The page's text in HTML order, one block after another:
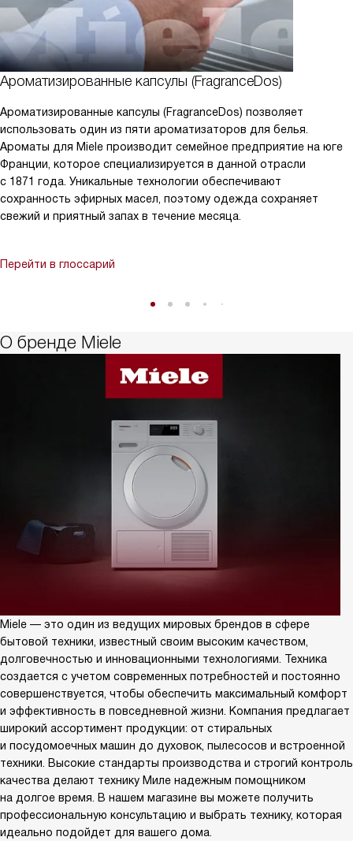
Ароматизированные капсулы (FragranceDos)
Ароматизированные капсулы (FragranceDos) позволяет
использовать один из пяти ароматизаторов для белья.
Ароматы для Miele производит семейное предприятие на юге
Франции, которое специализируется в данной отрасли
с 1871 года. Уникальные технологии обеспечивают
сохранность эфирных масел, поэтому одежда сохраняет
свежий и приятный запах в течение месяца.
Перейти в глоссарий
О бренде Miele
Miele — это один из ведущих мировых брендов в сфере
бытовой техники, известный своим высоким качеством,
долговечностью и инновационными технологиями. Техника
создается с учетом современных потребностей и постоянно
совершенствуется, чтобы обеспечить максимальный комфорт
и эффективность в повседневной жизни. Компания предлагает
широкий ассортимент продукции: от стиральных
и посудомоечных машин до духовок, пылесосов и встроенной
техники. Высокие стандарты производства и строгий контроль
качества делают технику Миле надежным помощником
на долгое время. В нашем магазине вы можете получить
профессиональную консультацию и выбрать технику, которая
идеально подойдет для вашего дома.